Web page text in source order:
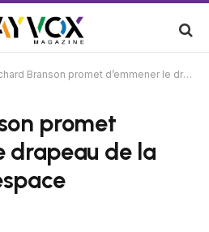
Branson promet d’emmener le drapeau de la fierté dans l’espace
promet
drapeau de la